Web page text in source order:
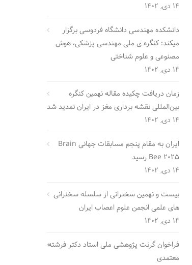
14 دی, 1402
دانشکده مهندسی دانشگاه فردوسی برگزار
میکند: کنگره ی ملی مهندسی پزشکی، هوش
مصنوعی و علوم شناختی
14 دی, 1402
زمان دریافت چکیده مقاله نهمین کنگره
بین‌المللی نقشه برداری مغز در ایران تمدید شد
14 دی, 1402
ایران به مقام پنجم مسابقات جهانی Brain
Bee 2025 رسید
14 دی, 1402
بیست و نهمین سخنرانی از سلسله سخنرانی
های علمی انجمن علوم اعصاب ایران
14 دی, 1402
فراخوان گرنت پژوهشی ملی استاد دکتر فرشته
معتمدی